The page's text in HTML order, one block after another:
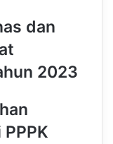
dan
2023